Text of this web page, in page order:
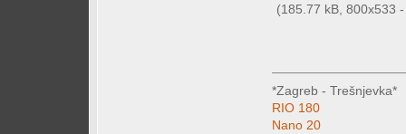
(185.77 kB, 800x533
*Zagreb - Trešnjevka*
RIO 180
Nano 20